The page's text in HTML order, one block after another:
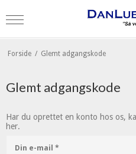
Forside / Glemt adgangskode
Glemt adgangskode
Har du oprettet en konto hos os,
her.
Din e-mail *